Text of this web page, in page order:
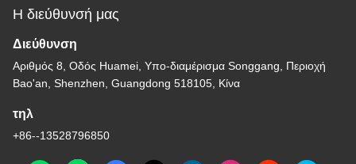
Η διεύθυνσή μας
Διεύθυνση
Αριθμός 8, Οδός Huamei, Υπο-διαμέρισμα Songgang, Περιοχή
Bao'an, Shenzhen, Guangdong 518105, Κίνα
τηλ
+86--13528796850